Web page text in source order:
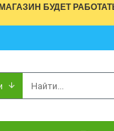
БУДЕТ